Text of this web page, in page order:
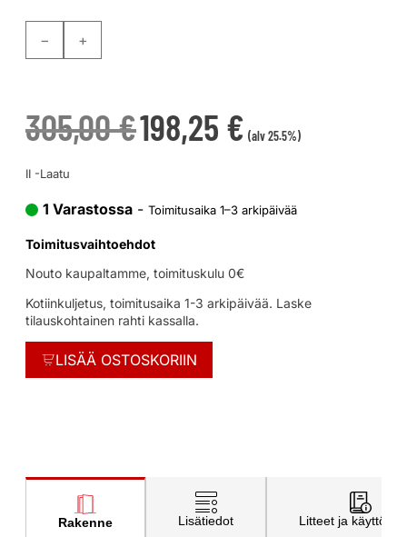
− +
305,00€198,25 € (alv 25.5%)
II -Laatu
1 Varastossa - Toimitusaika 1–3 arkipäivää
Toimitusvaihtoehdot
Nouto kaupaltamme, toimituskulu 0€
Kotiinkuljetus, toimitusaika 1-3 arkipäivää. Laske
tilauskohtainen rahti kassalla.
LISÄÄ OSTOSKORIIN
Rakenne Lisätiedot Litteet ja